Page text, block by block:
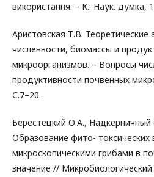
використання. – К.: Наук. думка,
Аристовская Т.В.
численности, биомассы и
микроорганизмов. – Вопросы
продуктивности почвенных
С.7–20.
Берестецкий О.А.,
Образование фито- токсических
микроскопическими грибами в
значение //